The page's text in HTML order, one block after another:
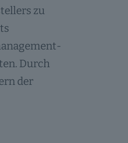
zu
Durch
der